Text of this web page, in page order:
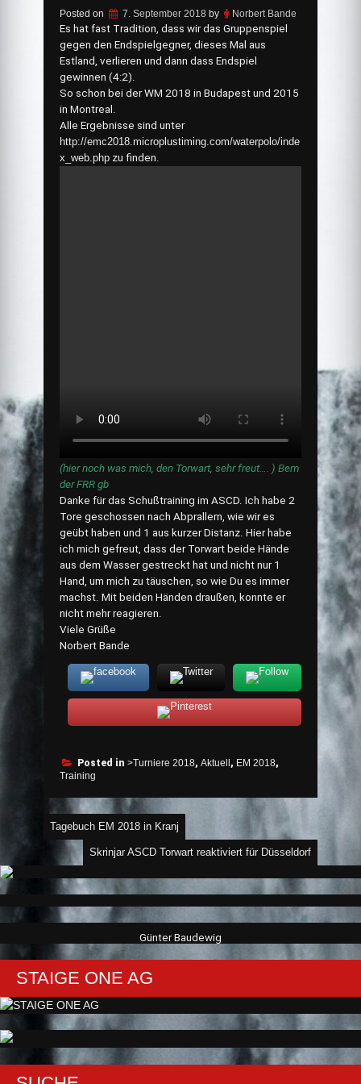
Posted on 7. September 2018 by Norbert Bande
Es hat fast Tradition, dass wir das Gruppenspiel
gegen den Endspielgegner, dieses Mal aus
Estland, verlieren und dann dass Endspiel
gewinnen (4:2).
So schon bei der WM 2018 in Budapest und 2015
in Montreal.
Alle Ergebnisse sind unter
http://emc2018.microplustiming.com/waterpolo/inde
x_web.phpzu finden.
(hier noch was mich, den Torwart, sehr freut…. ) Bem
der FRR gb
Danke für das Schußtraining im ASCD. Ich habe 2
Tore geschossen nach Abprallern, wie wir es
geübt haben und 1 aus kurzer Distanz. Hier habe
ich mich gefreut, dass der Torwart beide Hände
aus dem Wasser gestreckt hat und nicht nur 1
Hand, um mich zu täuschen, so wie Du es immer
machst. Mit beiden Händen draußen, konnte er
nicht mehr reagieren.
Viele Grüße
Norbert Bande
Posted in >Turniere 2018, Aktuell , EM 2018,
Training
Beitragsnavigation
Tagebuch EM 2018 in Kranj
Skrinjar ASCD Torwart reaktiviert für Düsseldorf
Günter Baudewig
STAIGE ONE AG